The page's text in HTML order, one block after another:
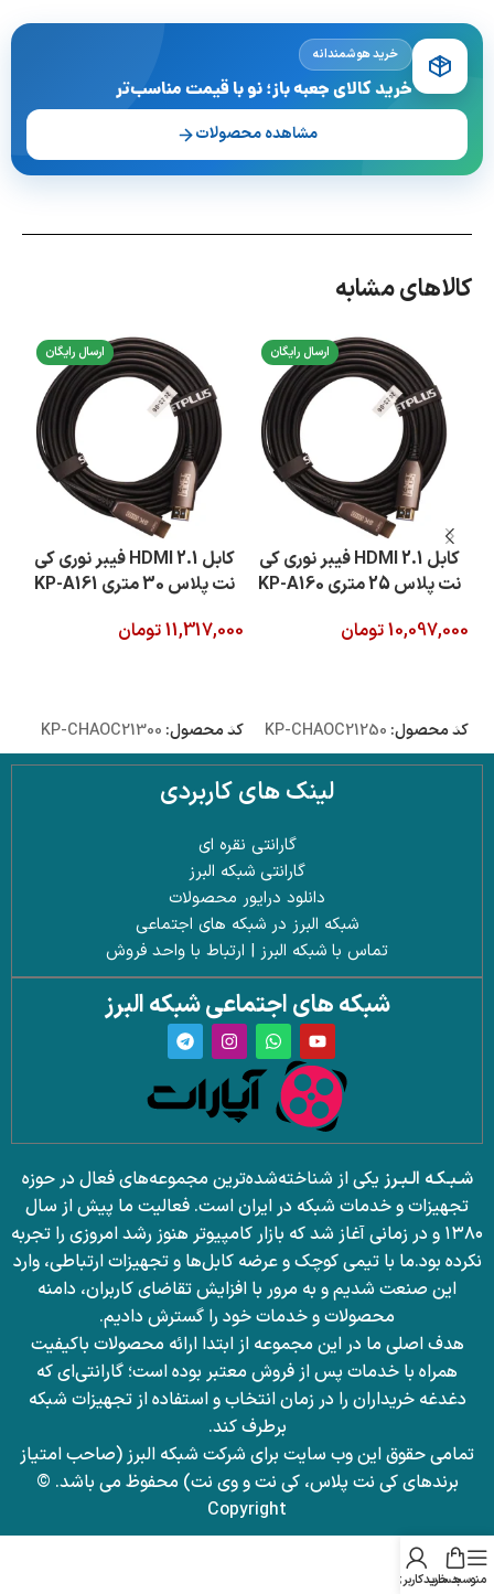
خرید هوشمندانه
خرید کالای جعبه باز؛ نو با قیمت مناسب‌تر
مشاهده محصولات
کالاهای مشابه
ارسال رایگان
کابل 2.1 HDMI فیبر نوری کی
نت پلاس 25 متری KP-A160
10,097,000تومان
کد محصول: KP-CHAOC21250
ارسال رایگان
کابل 2.1 HDMI فیبر نوری کی
نت پلاس 30 متری KP-A161
11,317,000تومان
کد محصول: KP-CHAOC21300
لینک های کاربردی
گارانتی نقره ای
گارانتی شبکه البرز
دانلود درایور محصولات
شبکه البرز در شبکه های اجتماعی
تماس با شبکه البرز | ارتباط با واحد فروش
شبکه های اجتماعی شبکه البرز
شـبـکـه الـبـرز یکی از شناخته‌شده‌ترین مجموعه‌های فعال در حوزه
تجهیزات و خدمات شبکه در ایران است. فعالیت ما پیش از سال
۱۳۸۰ و در زمانی آغاز شد که بازار کامپیوتر هنوز رشد امروزی را تجربه
نکرده بود.ما با تیمی کوچک و عرضه کابل‌ها و تجهیزات ارتباطی، وارد
این صنعت شدیم و به مرور با افزایش تقاضای کاربران، دامنه
محصولات و خدمات خود را گسترش دادیم.
هدف اصلی ما در این مجموعه از ابتدا ارائه محصولات باکیفیت
همراه با خدمات پس از فروش معتبر بوده است؛ گارانتی‌ای که
دغدغه خریداران را در زمان انتخاب و استفاده از تجهیزات شبکه
برطرف کند.
تمامی حقوق این وب سایت برای شرکت شبکه البرز (صاحب امتیاز
برندهای کی نت پلاس، کی نت و وی نت) محفوظ می باشد. ©
Copyright
منوسبد خرید
حساب کاربری من